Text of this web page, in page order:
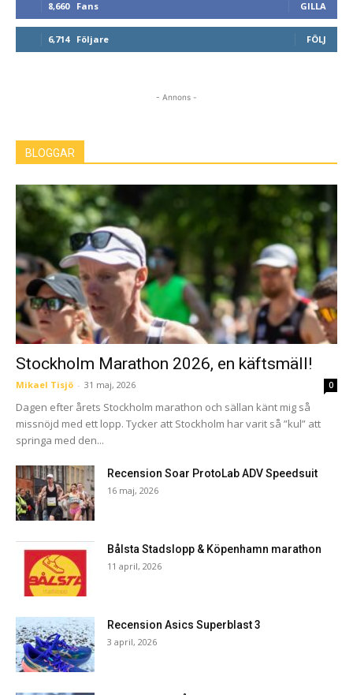
8,660 Fans GILLA
6,714 Följare FÖLJ
- Annons -
BLOGGAR
Stockholm Marathon 2026, en käftsmäll!
Mikael Tisjö - 31 maj, 2026 0
Dagen efter årets Stockholm marathon och sällan känt mig så
missnöjd med ett lopp. Tycker att Stockholm har varit så ”kul” att
springa med den...
Recension Soar ProtoLab ADV Speedsuit
16 maj, 2026
Bålsta Stadslopp & Köpenhamn marathon
11 april, 2026
Recension Asics Superblast 3
3 april, 2026